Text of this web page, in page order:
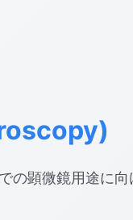
の顕微鏡用途に